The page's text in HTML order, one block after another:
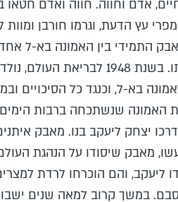
שריפה פרצה בבית! הצילו אש…
שבר פרצו מפיהם של איש ואישה,
היישוב השקט. להבות אש
מבית קטן בפאתי היישוב. אנשים
משנתם, רצים לעזרת אחיהם
שוטרי הפטרול רצים אף הם
המשובב של עברים המנסים
וילדיהם. אנשים אוחזים בדליי
ושוב לכבות את השריפה. "מהר,
להתפשט ולכלות את כל היישוב",
אדם וחווה. חווה ואדם
עץ הדעת, וגרמו חורבן
התמידי בין האמונה בא-ל אחד
לממשלתו. בשנת 1948
בא-ל, וכנגד כל הסיכויים
האמונה שנשתכחה ברבות
יצחק ליעקב בנו. מאבק
מאבק שיסודו על הנהגת
ליעקב, והם הוכרחו לרדת
במשך קרוב למאה שנים ישבו